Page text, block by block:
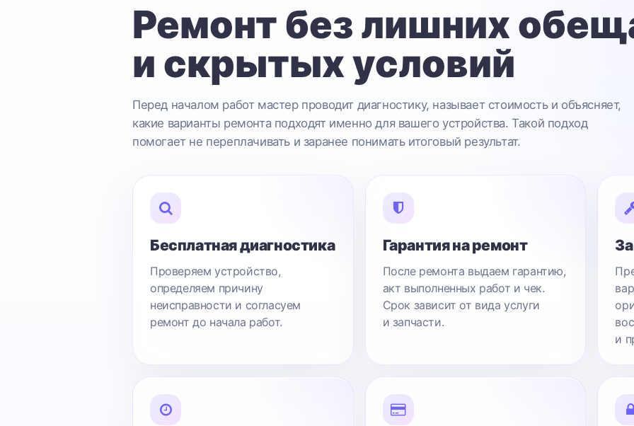
Ремонт без лишних
и скрытых условий
Перед началом работ мастер проводит диагностику, называет стоимость и объясняет,
какие варианты ремонта подходят именно для вашего устройства. Такой подход
помогает не переплачивать и заранее понимать итоговый результат.
Бесплатная диагностика
Проверяем устройство,
определяем причину
неисправности и согласуем
ремонт до начала работ.
Гарантия на ремонт
После ремонта выдаем гарантию,
акт выполненных работ и чек.
Срок зависит от вида услуги
и запчасти.
и